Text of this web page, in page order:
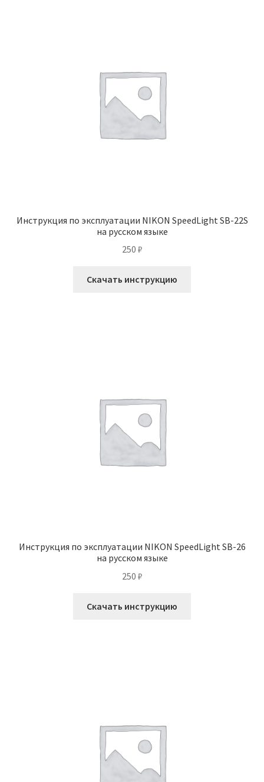
Инструкция по эксплуатации NIKON SpeedLight SB-22S
на русском языке
250 ₽
Скачать инструкцию
Инструкция по эксплуатации NIKON SpeedLight SB-26
на русском языке
250 ₽
Скачать инструкцию